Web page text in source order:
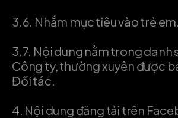
3.6. Nhắm mục tiêu vào trẻ em.
3.7. Nội dung nằm trong danh
Công ty, thường xuyên được
Đối tác.
4. Nội dung đăng tải trên